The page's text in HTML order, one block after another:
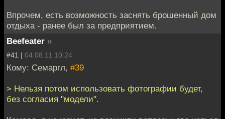
Впрочем, есть возможность заснять брошенный дом
отдыха - ранее был за предприятием.
Beefeater »
#41 | 04.08.11 10:24
Кому: Семаргл, #39
> Нельзя потом использовать фотографии будет,
без согласия "модели".